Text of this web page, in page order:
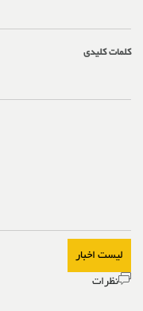
کلمات کلیدی
لیست اخبار
نظرات